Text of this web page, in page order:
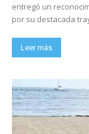
entregó un
por su destacada
Leer más